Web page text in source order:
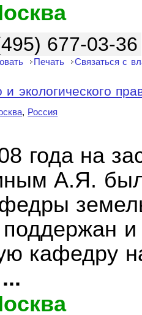
677-03-36
Печать Связаться с
экологического
, Россия
года на
А.Я.
кафедру
...